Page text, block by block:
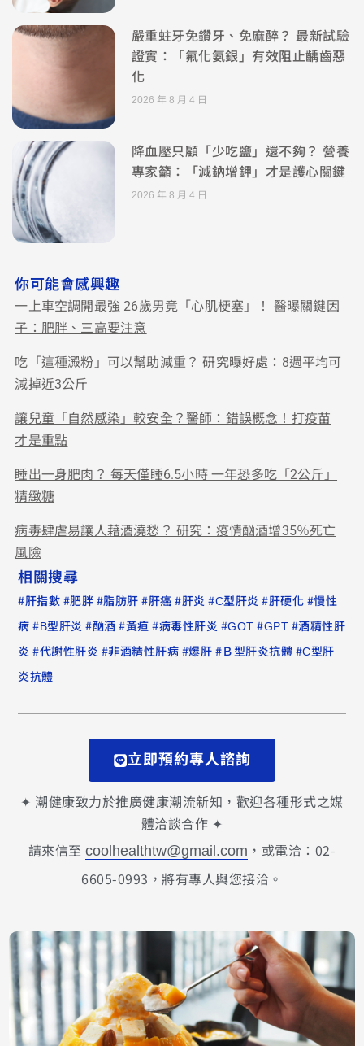
嚴重蛀牙免鑽牙、免麻醉？ 最新試驗
證實：「氟化氨銀」有效阻止齲齒惡
化
2026 年 8 月 4 日
降血壓只顧「少吃鹽」還不夠？ 營養
專家籲：「減鈉增鉀」才是護心關鍵
2026 年 8 月 4 日
你可能會感興趣
一上車空調開最強 26歲男竟「心肌梗塞」！ 醫曝關鍵因
子：肥胖、三高要注意
吃「這種澱粉」可以幫助減重？ 研究曝好處：8週平均可
減掉近3公斤
讓兒童「自然感染」較安全？醫師：錯誤概念！打疫苗
才是重點
睡出一身肥肉？ 每天僅睡6.5小時 一年恐多吃「2公斤」
精緻糖
病毒肆虐易讓人藉酒澆愁？ 研究：疫情酗酒增35％死亡
風險
相關搜尋
#肝指數 #肥胖 #脂肪肝 #肝癌 #肝炎 #C型肝炎 #肝硬化 #慢性
病 #B型肝炎 #酗酒 #黃疸 #病毒性肝炎 #GOT #GPT #酒精性肝
炎 #代謝性肝炎 #非酒精性肝病 #爆肝 #Ｂ型肝炎抗體 #C型肝
炎抗體
立即預約專人諮詢
✦ 潮健康致力於推廣健康潮流新知，歡迎各種形式之媒
體洽談合作 ✦
請來信至coolhealthtw@gmail.com ，或電洽：02-
6605-0993，將有專人與您接洽。